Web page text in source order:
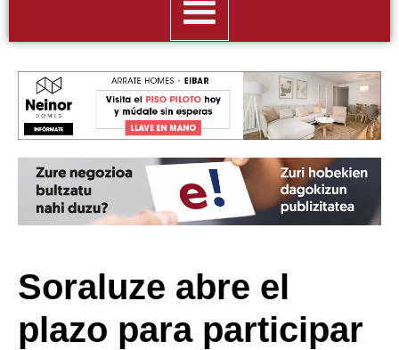
Soraluze abre el
plazo para participar